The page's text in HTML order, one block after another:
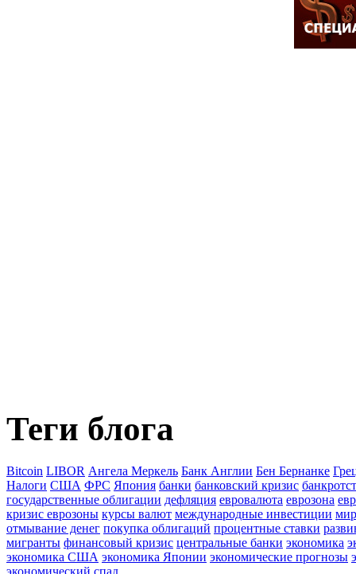
Теги блога
Bitcoin LIBOR Ангела Меркель Банк Англии Бен Бернанке
Налоги США ФРС Япония банки банковский кризис
государственные облигации дефляция евровалюта еврозона
кризис еврозоны курсы валют международные инвестиции
отмывание денег покупка облигаций процентные ставки
мигранты финансовый кризис центральные банки экономика
экономика США экономика Японии экономические прогнозы
экономический спад